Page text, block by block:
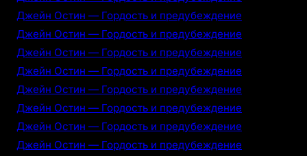
Джейн Остин — Гордость и предубеждение
Джейн Остин — Гордость и предубеждение
Джейн Остин — Гордость и предубеждение
Джейн Остин — Гордость и предубеждение
Джейн Остин — Гордость и предубеждение
Джейн Остин — Гордость и предубеждение
Джейн Остин — Гордость и предубеждение
Джейн Остин — Гордость и предубеждение